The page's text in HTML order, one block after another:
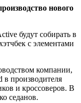
нового
будут собирать в
с элементами
компании,
в производителя
и кроссоверов. В
седанов.